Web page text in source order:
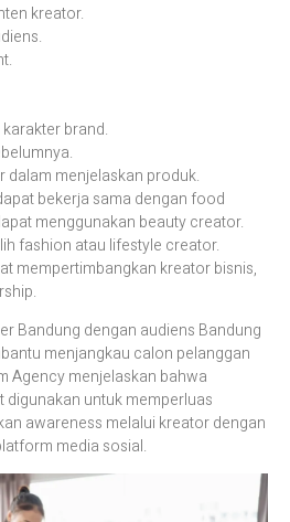
kreator.
brand.
dalam menjelaskan produk.
bekerja sama dengan food
menggunakan beauty creator.
fashion atau lifestyle creator.
mempertimbangkan kreator bisnis,
Bandung dengan audiens Bandung
menjangkau calon pelanggan
Agency menjelaskan bahwa
untuk memperluas
awareness melalui kreator dengan
media sosial.